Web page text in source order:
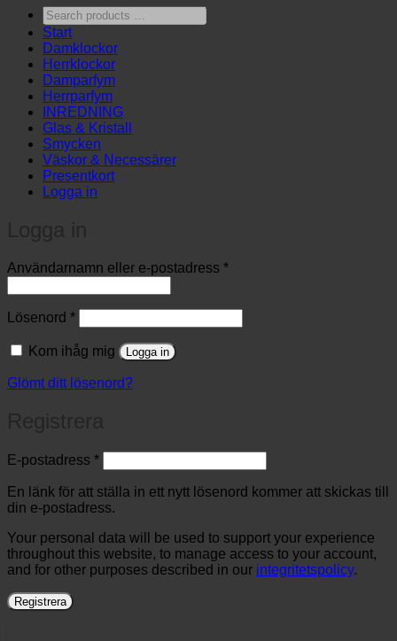
Search
products
…
Start
Damklockor
Herrklockor
Damparfym
Herrparfym
INREDNING
Glas & Kristall
Smycken
Väskor & Necessärer
Presentkort
Logga in
Användarnamn eller e-postadress *Obligatoriskt
Lösenord *Obligatoriskt
Kom ihåg mig Logga in
Glömt ditt lösenord?
E-postadress *Obligatoriskt
En länk för att ställa in ett nytt lösenord kommer att skickas till
din e-postadress.
Your personal data will be used to support your experience
throughout this website, to manage access to your account,
and for other purposes described in our integritetspolicy.
Registrera